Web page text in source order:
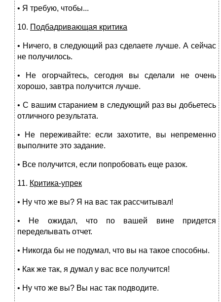
• Я требую, чтобы...
10. Подбадривающая критика
• Ничего, в следующий раз сделаете лучше. А сейчас
не получилось.
• Не огорчайтесь, сегодня вы сделали не очень
хорошо, завтра получится лучше.
• С вашим старанием в следующий раз вы добьетесь
отличного результата.
• Не переживайте: если захотите, вы непременно
выполните это задание.
• Все получится, если попробовать еще разок.
11. Критика-упрек
• Ну что же вы? Я на вас так рассчитывал!
• Не ожидал, что по вашей вине придется
переделывать отчет.
• Никогда бы не подумал, что вы на такое способны.
• Как же так, я думал у вас все получится!
• Ну что же вы? Вы нас так подводите.